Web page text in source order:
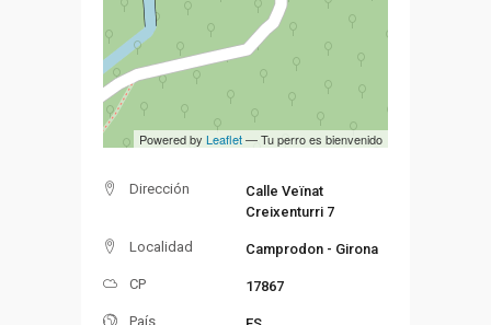
Powered by Leaflet— Tu perro es bienvenido
Dirección
Calle Veïnat
Creixenturri 7
Localidad Camprodon - Girona
CP 17867
País